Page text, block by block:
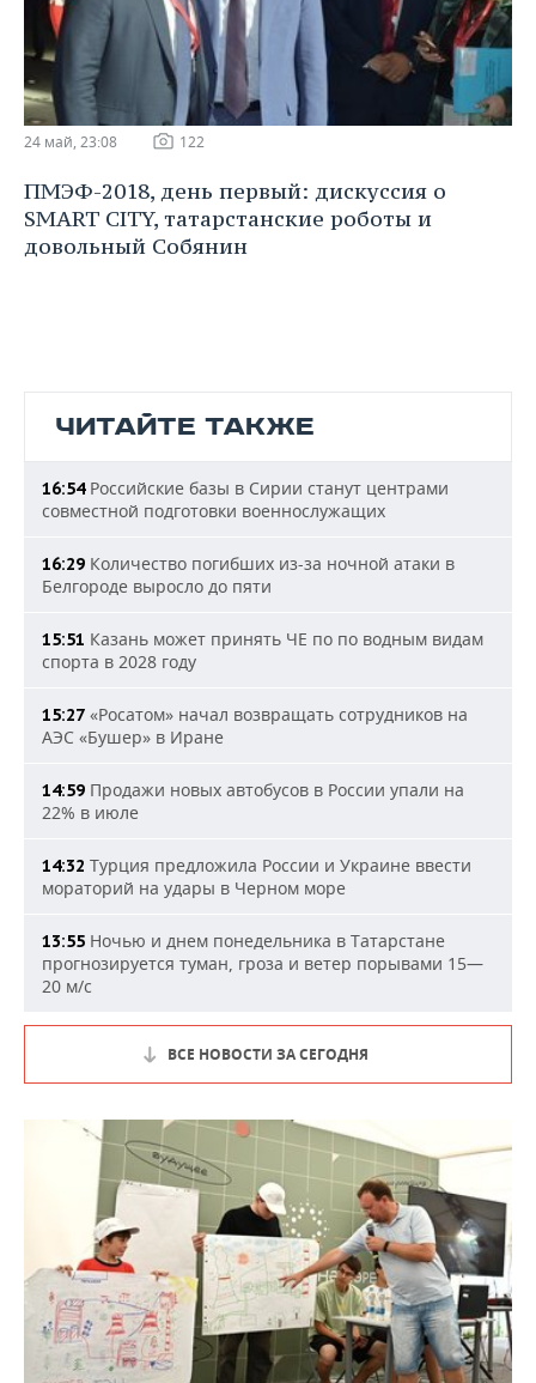
24 май, 23:08 122
ПМЭФ-2018, день первый: дискуссия о
SMART CITY, татарстанские роботы и
довольный Собянин
ЧИТАЙТЕ ТАКЖЕ
16:54Российские базы в Сирии станут центрами
совместной подготовки военнослужащих
16:29 Количество погибших из-за ночной атаки в
Белгороде выросло до пяти
15:51 Казань может принять ЧЕ по по водным видам
спорта в 2028 году
15:27 «Росатом» начал возвращать сотрудников на
АЭС «Бушер» в Иране
14:59 Продажи новых автобусов в России упали на
22% в июле
14:32 Турция предложила России и Украине ввести
мораторий на удары в Черном море
13:55 Ночью и днем понедельника в Татарстане
прогнозируется туман, гроза и ветер порывами 15—
20 м/с
ВСЕ НОВОСТИ ЗА СЕГОДНЯ